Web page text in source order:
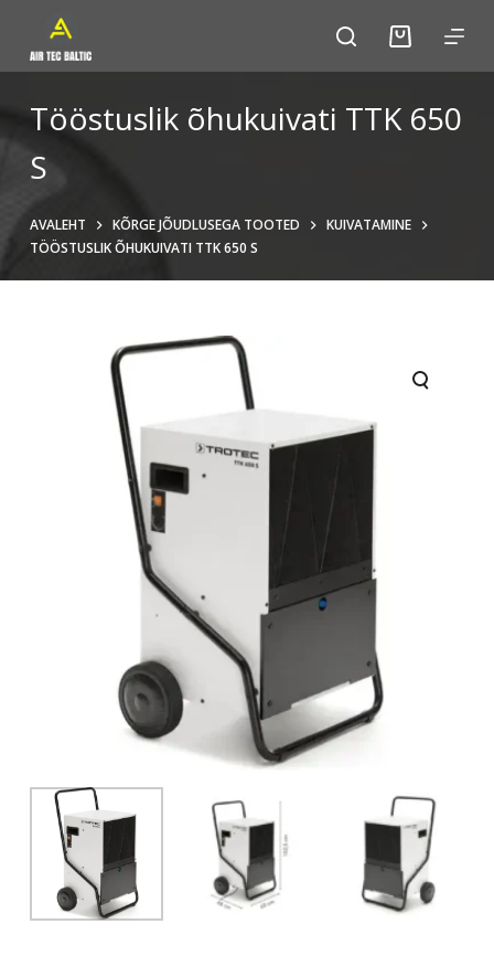
k
i
p
o
o
n
Tööstuslik õhukuivati TTK 650
S
AVALEHT KÕRGE JÕUDLUSEGA TOOTED
KUIVATAMINE
TÖÖSTUSLIK ÕHUKUIVATI TTK 650 S